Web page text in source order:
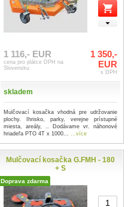
1 116,- EUR
cena pro plátce DPH na
Slovensku
1 350,-
EUR
s DPH
skladem
Mulčovací kosačka vhodná pre udržovanie
plochy. Ihrisko, parky, verejne prístupné
miesta, areály, .. Dodávame vr. náhonové
hriadeľa PTO 4T x 1000... ...více
Mulčovací kosačka G.FMH - 180
+ S
Doprava zdarma